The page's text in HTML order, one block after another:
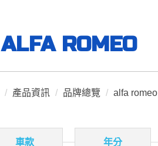
ALFA ROMEO
/ 產品資訊 / 品牌總覽 / alfa romeo
車款 年分